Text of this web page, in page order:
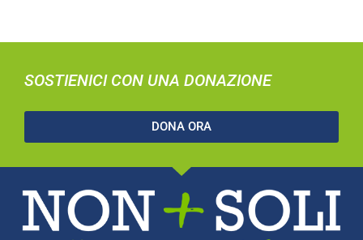
SOSTIENICI CON UNA DONAZIONE
DONA ORA